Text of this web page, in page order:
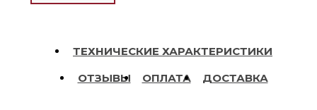
ТЕХНИЧЕСКИЕ ХАРАКТЕРИСТИКИ
ОТЗЫВЫ
ОПЛАТА ДОСТАВКА